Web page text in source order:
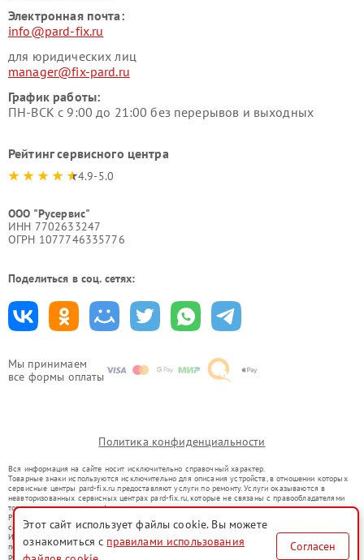
Мы принимаем
все формы оплаты
Электронная почта:
info@pard-fix.ru
для юридических лиц
manager@fix-pard.ru
График работы:
ПН-ВСК с 9:00 до 21:00 без перерывов и выходных
Рейтинг сервисного центра
4.9-5.0
ООО "Русервис"
ИНН 7702633247
ОГРН 1077746335776
Поделиться в соц. сетях:
Политика конфиденциальности
Вся информация на сайте носит исключительно справочный характер.
Товарные знаки используются исключительно для описания устройств, в отношении которых
сервисные центры pard-fix.ru предоставляют услуги по ремонту. Услуги оказываются в
неавторизованных сервисных центрах pard-fix.ru, которые не связаны с правообладателями
товарных знаков или их официальными представителями.
Ремонт осуществляется для устройств, уже введенных в гражданский оборот в соответствии
со статьей 1487 ГК РФ.
Использование товарных знаков не преследует цели индивидуализации услуг или введения
потребителей в заблуждение, а служит для информирования о предоставляемых услугах по
ремонту техники указанных брендов.
Этот сайт использует файлы cookie. Вы можете
ознакомиться с правилами использования
Согласен